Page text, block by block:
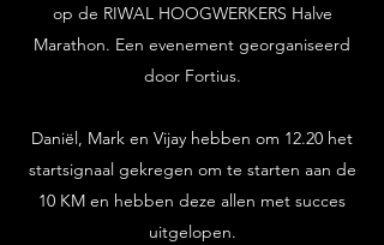
op de RIWAL HOOGWERKERS Halve
Marathon. Een evenement georganiseerd
door Fortius.
Daniël, Mark en Vijay hebben om 12.20 het
startsignaal gekregen om te starten aan de
10 KM en hebben deze allen met succes
uitgelopen.